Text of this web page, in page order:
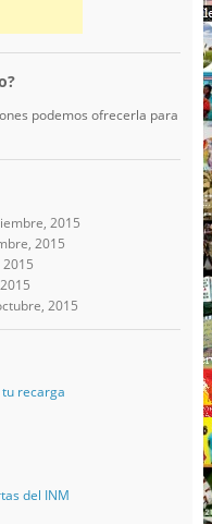
podemos ofrecerla para
2015
2015
2015
recarga
del INM